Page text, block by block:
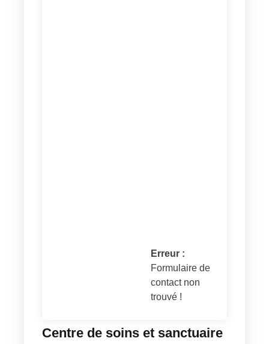
Erreur :
Formulaire de
contact non
trouvé !
Centre de soins et sanctuaire